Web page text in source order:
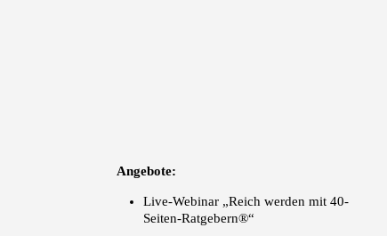
Angebote:
Live-Webinar „Reich werden mit 40-
Seiten-Ratgebern®“